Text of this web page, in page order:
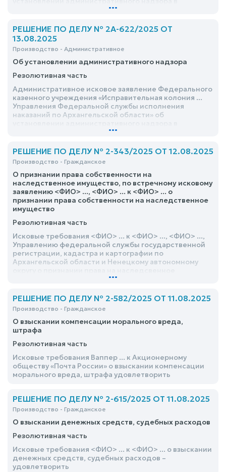
отношении <ФИО> ... удовлетворить
...
РЕШЕНИЕ ПО ДЕЛУ № 2А-622/2025 ОТ
13.08.2025
Производство - Административное
Об установлении административного надзора
Резолютивная часть
Административное исковое заявление Федерального
казенного учреждения «Исправительная колония ...
Управления Федеральной службы исполнения
наказаний по Архангельской области» об
отношении <ФИО> ... удовлетворить
...
РЕШЕНИЕ ПО ДЕЛУ № 2-343/2025 ОТ 12.08.2025
Производство - Гражданское
О признании права собственности на
наследственное имущество, по встречному исковому
заявлению <ФИО> ..., <ФИО> ... к <ФИО> ... о
признании права собственности на наследственное
имущество
Резолютивная часть
Исковые требования <ФИО> ... к <ФИО> ..., <ФИО> ...,
Управлению федеральной службы государственной
регистрации, кадастра и картографии по
Архангельской области и Ненецкому автономному
имущество удовлетворить частично
...
РЕШЕНИЕ ПО ДЕЛУ № 2-582/2025 ОТ 11.08.2025
Производство - Гражданское
О взыскании компенсации морального вреда,
штрафа
Резолютивная часть
Исковые требования Ваппер ... к Акционерному
обществу «Почта России» о взыскании компенсации
морального вреда, штрафа удовлетворить
РЕШЕНИЕ ПО ДЕЛУ № 2-615/2025 ОТ 11.08.2025
Производство - Гражданское
О взыскании денежных средств, судебных расходов
Резолютивная часть
Исковые требования <ФИО> ... к <ФИО> ... о взыскании
денежных средств, судебных расходов –
удовлетворить